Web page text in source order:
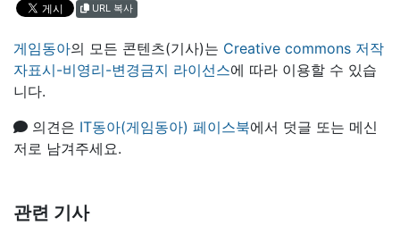
URL 복사
게임동아의 모든 콘텐츠(기사)는 Creative commons 저작
자표시-비영리-변경금지 라이선스에 따라 이용할 수 있습
니다.
의견은 IT동아(게임동아) 페이스북에서 덧글 또는 메신
저로 남겨주세요.
관련 기사